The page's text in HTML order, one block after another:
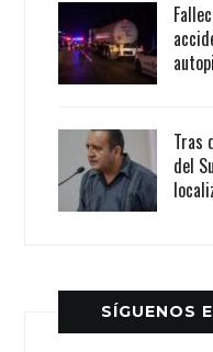
Tras
del
SÍGUENOS